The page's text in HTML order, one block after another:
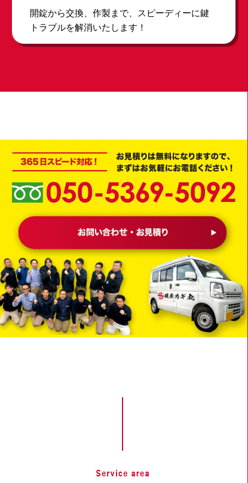
開錠から交換、作製まで、スピーディーに鍵
トラブルを解消いたします！